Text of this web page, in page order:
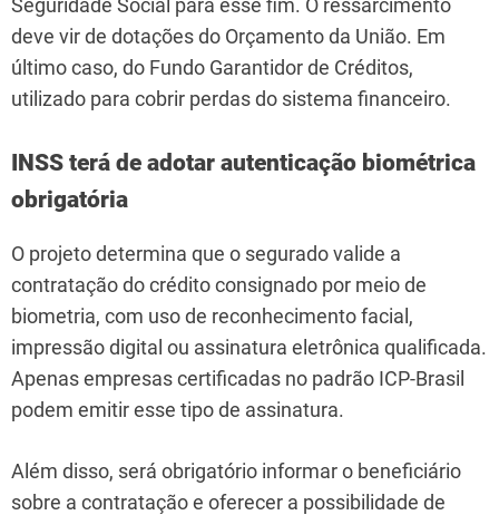
Seguridade Social para esse fim. O ressarcimento
deve vir de dotações do Orçamento da União. Em
último caso, do Fundo Garantidor de Créditos,
utilizado para cobrir perdas do sistema financeiro.
INSS terá de adotar autenticação biométrica
obrigatória
O projeto determina que o segurado valide a
contratação do crédito consignado por meio de
biometria, com uso de reconhecimento facial,
impressão digital ou assinatura eletrônica qualificada.
Apenas empresas certificadas no padrão ICP-Brasil
podem emitir esse tipo de assinatura.
Além disso, será obrigatório informar o beneficiário
sobre a contratação e oferecer a possibilidade de